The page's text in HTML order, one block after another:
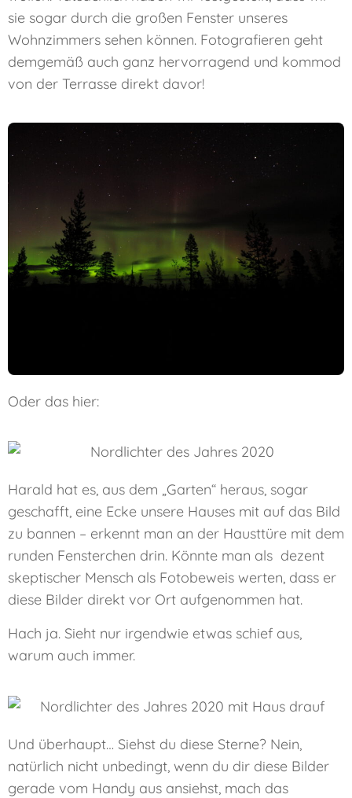
sie sogar durch die großen Fenster unseres
Wohnzimmers sehen können. Fotografieren geht
demgemäß auch ganz hervorragend und kommod
von der Terrasse direkt davor!
Oder das hier:
Harald hat es, aus dem „Garten“ heraus, sogar
geschafft, eine Ecke unsere Hauses mit auf das Bild
zu bannen – erkennt man an der Hausttüre mit dem
runden Fensterchen drin. Könnte man als dezent
skeptischer Mensch als Fotobeweis werten, dass er
diese Bilder direkt vor Ort aufgenommen hat.
Hach ja. Sieht nur irgendwie etwas schief aus,
warum auch immer.
Und überhaupt… Siehst du diese Sterne? Nein,
natürlich nicht unbedingt, wenn du dir diese Bilder
gerade vom Handy aus ansiehst, mach das